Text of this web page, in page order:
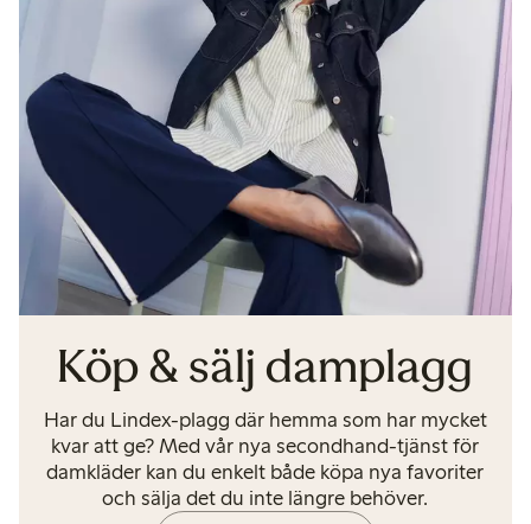
Köp & sälj damplagg
Har du Lindex-plagg där hemma som har mycket
kvar att ge? Med vår nya secondhand-tjänst för
damkläder kan du enkelt både köpa nya favoriter
och sälja det du inte längre behöver.